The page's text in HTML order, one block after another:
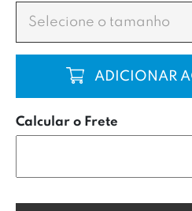
Selecione o tamanho
COMPRAR
Calcular o Frete